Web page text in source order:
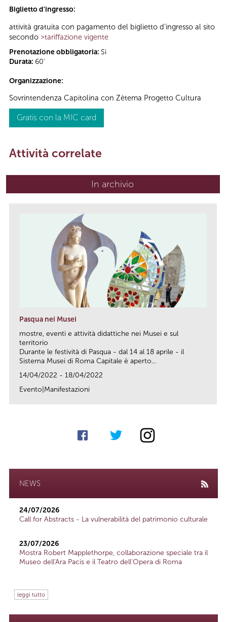
Biglietto d'ingresso:
attività gratuita con pagamento del biglietto d’ingresso al sito
secondo >tariffazione vigente
Prenotazione obbligatoria: Sì
Durata: 60'
Organizzazione:
Sovrintendenza Capitolina con Zètema Progetto Cultura
Gratis con la MIC card
Attività correlate
In archivio
Pasqua nei Musei
mostre, eventi e attività didattiche nei Musei e sul
territorio
Durante le festività di Pasqua - dal 14 al 18 aprile - il
Sistema Musei di Roma Capitale è aperto...
14/04/2022 - 18/04/2022
Evento|Manifestazioni
NEWS
24/07/2026
Call for Abstracts - La vulnerabilità del patrimonio culturale
23/07/2026
Mostra Robert Mapplethorpe, collaborazione speciale tra il
Museo dell'Ara Pacis e il Teatro dell'Opera di Roma
leggi tutto